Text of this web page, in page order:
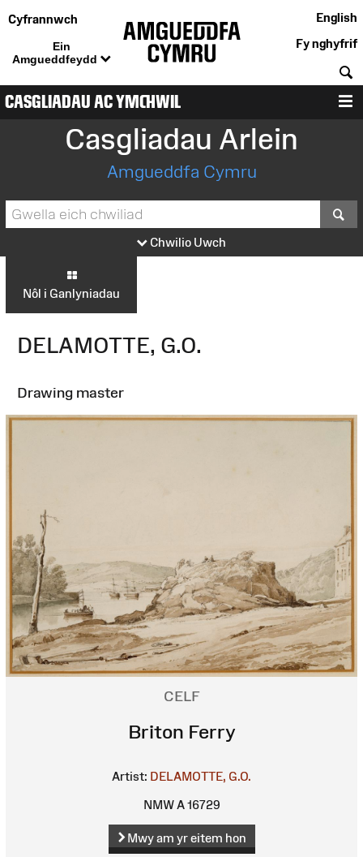
Cyfrannwch
Ein
Amgueddfeydd
English
Fy nghyfrif
CASGLIADAU AC YMCHWIL
Casgliadau Arlein
Amgueddfa Cymru
Chwilio Uwch
Nôl i Ganlyniadau
DELAMOTTE, G.O.
Drawing master
CELF
Briton Ferry
Artist: DELAMOTTE, G.O.
NMW A 16729
Mwy am yr eitem hon